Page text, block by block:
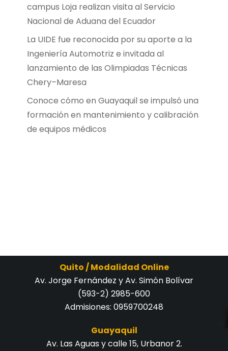
campus Loja realizan visita al Servicio
Nacional de Aduana del Ecuador
La UIDE fue reconocida por su aporte a la
Ingeniería Automotriz e invitada al
lanzamiento de las Olimpiadas Técnicas
Chery–Maresa
Conoce cómo en Guayaquil se impulsó una
formación en mantenimiento y calibración
de equipos médicos
Quito / Modalidad Online
Av. Jorge Fernández y Av. Simón Bolívar
(593-2) 2985-600
Admisiones: 0959700248
Guayaquil
Av. Las Aguas y calle 15, Urbanor 2.